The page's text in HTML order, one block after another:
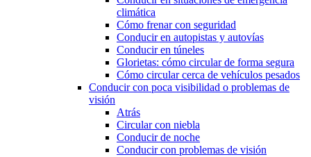
climática
Cómo frenar con seguridad
Conducir en autopistas y autovías
Conducir en túneles
Glorietas: cómo circular de forma segura
Cómo circular cerca de vehículos pesados
Conducir con poca visibilidad o problemas de
visión
Atrás
Circular con niebla
Conducir de noche
Conducir con problemas de visión